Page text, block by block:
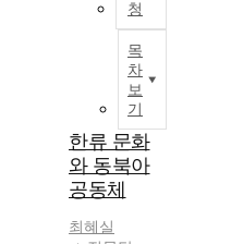
청
목
차
보
기
한류 문화
와 동북아
공동체
최혜실